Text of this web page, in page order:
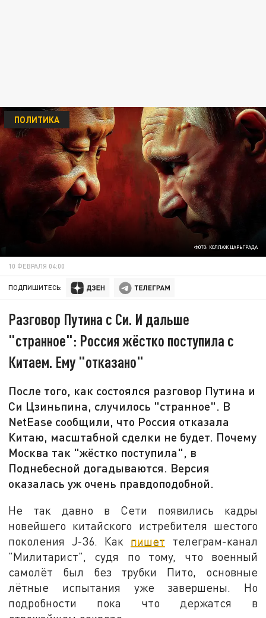
ФОТО: КОЛЛАЖ ЦАРЬГРАДА
ПОЛИТИКА
10 ФЕВРАЛЯ 04:00
ПОДПИШИТЕСЬ:
Разговор Путина с Си. И дальше
"странное": Россия жёстко поступила с
Китаем. Ему "отказано"
После того, как состоялся разговор Путина и
Си Цзиньпина, случилось "странное". В
NetEase сообщили, что Россия отказала
Китаю, масштабной сделки не будет. Почему
Москва так "жёстко поступила", в
Поднебесной догадываются. Версия
оказалась уж очень правдоподобной.
Не так давно в Сети появились кадры
новейшего китайского истребителя шестого
поколения J-36. Как пишет телеграм-канал
"Милитарист", судя по тому, что военный
самолёт был без трубки Пито, основные
лётные испытания уже завершены. Но
подробности пока что держатся в